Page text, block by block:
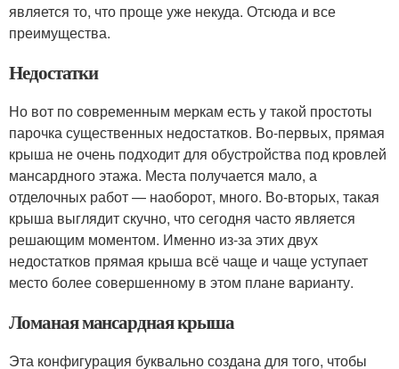
является то, что проще уже некуда. Отсюда и все
преимущества.
Недостатки
Но вот по современным меркам есть у такой простоты
парочка существенных недостатков. Во-первых, прямая
крыша не очень подходит для обустройства под кровлей
мансардного этажа. Места получается мало, а
отделочных работ — наоборот, много. Во-вторых, такая
крыша выглядит скучно, что сегодня часто является
решающим моментом. Именно из-за этих двух
недостатков прямая крыша всё чаще и чаще уступает
место более совершенному в этом плане варианту.
Ломаная мансардная крыша
Эта конфигурация буквально создана для того, чтобы